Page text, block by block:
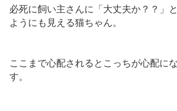
必死に飼い主さんに「大丈夫か？？」
ようにも見える猫ちゃん。
ここまで心配されるとこっちが心配に
す。